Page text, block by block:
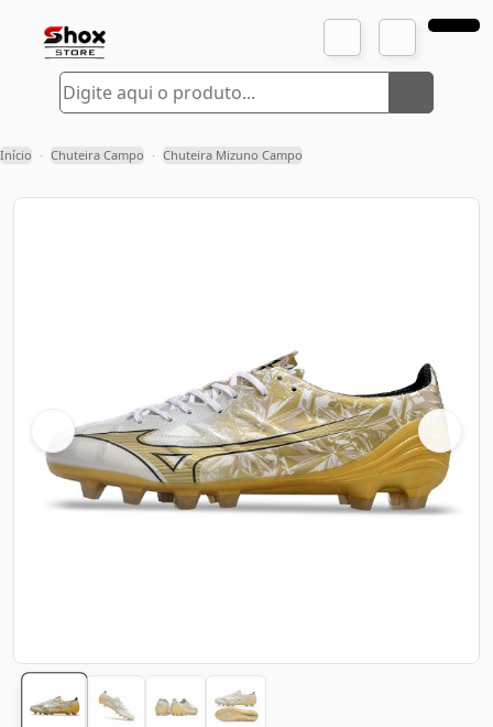
Início › Chuteira Campo › Chuteira Mizuno Campo